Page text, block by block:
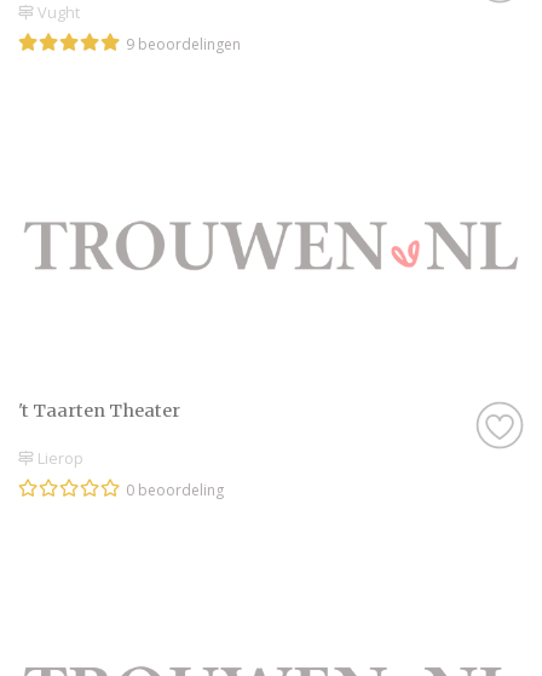
Vught
9 beoordelingen
't Taarten Theater
Lierop
0 beoordeling